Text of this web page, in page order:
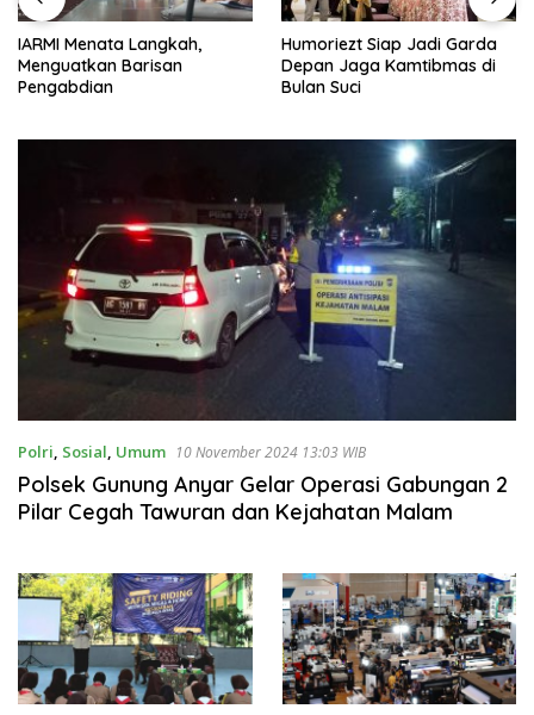
IARMI Menata Langkah,
Menguatkan Barisan
Pengabdian
Humoriezt Siap Jadi Garda
Depan Jaga Kamtibmas di
Bulan Suci
Polri Sosial Umum 10 November 2024 13:03 WIB
Polsek Gunung Anyar Gelar Operasi Gabungan 2
Pilar Cegah Tawuran dan Kejahatan Malam